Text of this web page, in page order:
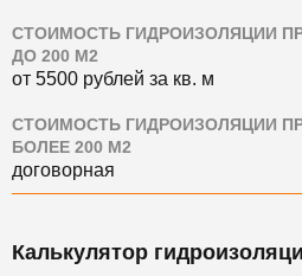
СТОИМОСТЬ ГИДРОИЗОЛЯЦИИ
ДО 200 М2
от 5500 рублей за кв. м
СТОИМОСТЬ ГИДРОИЗОЛЯЦИИ
БОЛЕЕ 200 М2
договорная
Калькулятор